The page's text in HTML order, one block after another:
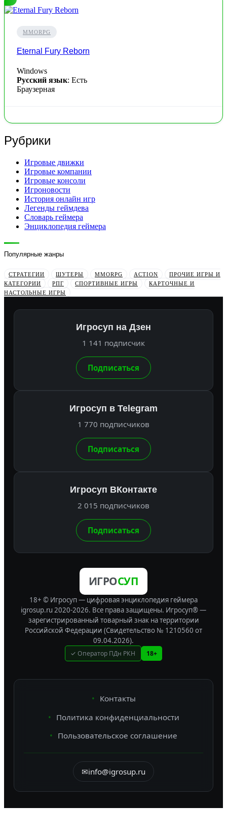
MMORPG
Eternal Fury Reborn
Windows
Русский язык: Есть
Браузерная
Рубрики
Игровые движки
Игровые компании
Игровые консоли
Игроновости
История онлайн игр
Легенды геймдева
Словарь геймера
Энциклопедия геймера
Популярные жанры
СТРАТЕГИИ ШУТЕРЫ MMORPG ACTION
ПРОЧИЕ ИГРЫ И
КАТЕГОРИИ
РПГ СПОРТИВНЫЕ ИГРЫ
КАРТОЧНЫЕ И
НАСТОЛЬНЫЕ ИГРЫ
Игросуп на Дзен
1 141 подписчик
Подписаться
Игросуп в Telegram
1 770 подписчиков
Подписаться
Игросуп ВКонтакте
2 015 подписчиков
Подписаться
ИГРОСУП
18+ © Игросуп — цифровая энциклопедия геймера
igrosup.ru 2020-2026. Все права защищены. Игросуп® —
зарегистрированный товарный знак на территории
Российской Федерации (Свидетельство № 1210560 от
09.04.2026).
✓ Оператор ПДн РКН 18+
Контакты
Политика конфиденциальности
Пользовательское соглашение
✉info@igrosup.ru